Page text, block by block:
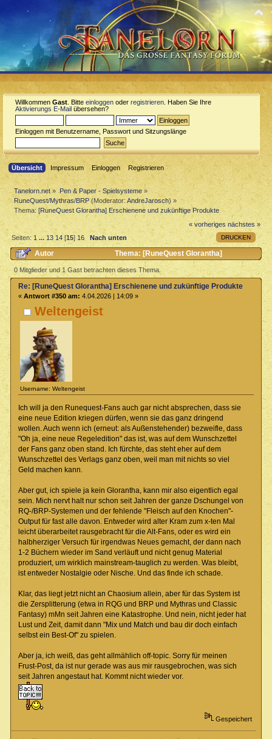
Willkommen Gast . Bitte einloggen oder registrieren . Haben Sie Ihre
Aktivierungs E-Mail übersehen?
Einloggen mit Benutzername, Passwort und Sitzungslänge
Übersicht Impressum Einloggen Registrieren
Tanelorn.net » Pen & Paper - Spielsysteme»
RuneQuest/Mythras/BRP (Moderator:AndreJarosch) »
Thema:[RuneQuest Glorantha] Erschienene und zukünftige Produkte
« vorheriges nächstes »
DRUCKEN
Seiten:1 ...13 14 [15]16 Nach unten
Autor
Thema: [RuneQuest Glorantha]
Erschienene und zukünftige Produkte (Gelesen 89891 mal)
0 Mitglieder und 1 Gast betrachten dieses Thema.
Weltengeist
Username: Weltengeist
Re: [RuneQuest Glorantha] Erschienene und zukünftige Produkte
« Antwort #350 am: 4.04.2026 | 14:09 »
Ich will ja den Runequest-Fans auch gar nicht absprechen, dass sie
eine neue Edition kriegen dürfen, wenn sie das ganz dringend
wollen. Auch wenn ich (erneut: als Außenstehender) bezweifle, dass
"Oh ja, eine neue Regeledition" das ist, was auf dem Wunschzettel
der Fans ganz oben stand. Ich fürchte, das steht eher auf dem
Wunschzettel des Verlags ganz oben, weil man mit nichts so viel
Geld machen kann.
Aber gut, ich spiele ja kein Glorantha, kann mir also eigentlich egal
sein. Mich nervt halt nur schon seit Jahren der ganze Dschungel von
RQ-/BRP-Systemen und der fehlende "Fleisch auf den Knochen"-
Output für fast alle davon. Entweder wird alter Kram zum x-ten Mal
leicht überarbeitet rausgebracht für die Alt-Fans, oder es wird ein
halbherziger Versuch für irgendwas Neues gemacht, der dann nach
1-2 Büchern wieder im Sand verläuft und nicht genug Material
produziert, um wirklich mainstream-tauglich zu werden. Was bleibt,
ist entweder Nostalgie oder Nische. Und das finde ich schade.
Klar, das liegt jetzt nicht an Chaosium allein, aber für das System ist
die Zersplitterung (etwa in RQG und BRP und Mythras und Classic
Fantasy) mMn seit Jahren eine Katastrophe. Und nein, nicht jeder hat
Lust und Zeit, damit dann "Mix und Match und bau dir doch einfach
selbst ein Best-Of" zu spielen.
Aber ja, ich weiß, das geht allmählich off-topic. Sorry für meinen
Frust-Post, da ist nur gerade was aus mir rausgebrochen, was sich
seit Jahren angestaut hat. Kommt nicht wieder vor.
Gespeichert